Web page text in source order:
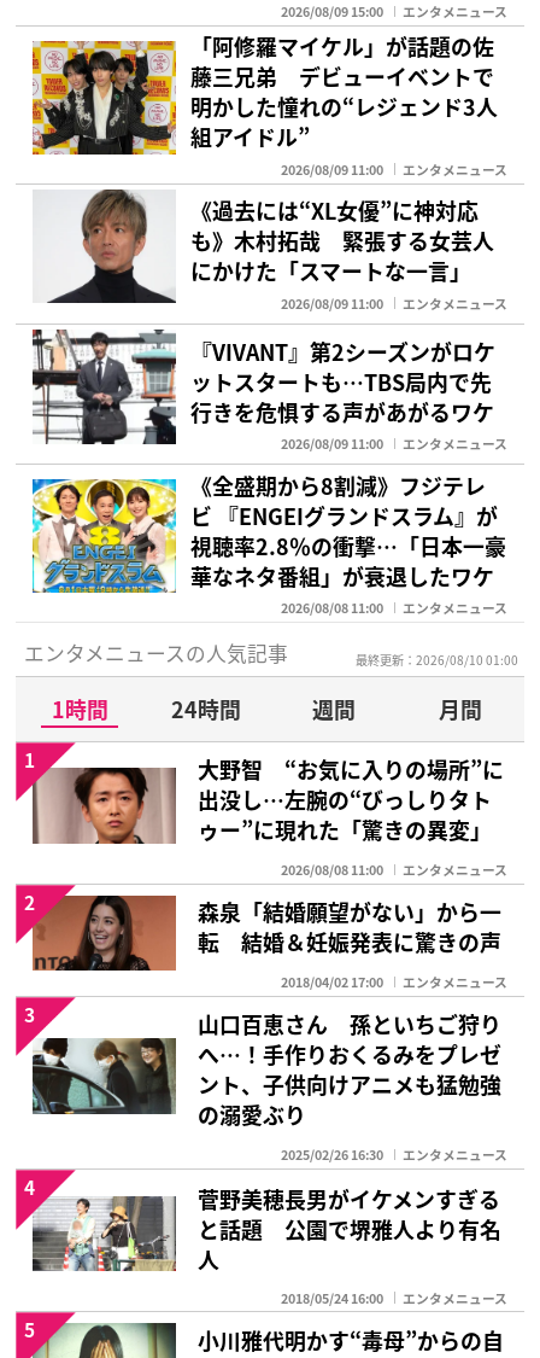
2026/08/09 15:00 エンタメニュース
「阿修羅マイケル」が話題の佐
藤三兄弟 デビューイベントで
明かした憧れの“レジェンド3人
組アイドル”
2026/08/09 11:00 エンタメニュース
《過去には“XL女優”に神対応
も》木村拓哉 緊張する女芸人
にかけた「スマートな一言」
2026/08/09 11:00 エンタメニュース
『VIVANT』第2シーズンがロケ
ットスタートも…TBS局内で先
行きを危惧する声があがるワケ
2026/08/09 11:00 エンタメニュース
《全盛期から8割減》フジテレ
ビ 『ENGEIグランドスラム』が
視聴率2.8％の衝撃…「日本一豪
華なネタ番組」が衰退したワケ
2026/08/08 11:00 エンタメニュース
エンタメニュースの人気記事 最終更新：2026/08/10 01:00
1時間 24時間 週間
月間
大野智 “お気に入りの場所”に
出没し…左腕の“びっしりタト
ゥー”に現れた「驚きの異変」
2026/08/08 11:00 エンタメニュース
1
森泉「結婚願望がない」から一
転 結婚＆妊娠発表に驚きの声
2018/04/02 17:00 エンタメニュース
2
山口百恵さん 孫といちご狩り
へ…！手作りおくるみをプレゼ
ント、子供向けアニメも猛勉強
の溺愛ぶり
2025/02/26 16:30 エンタメニュース
3
菅野美穂長男がイケメンすぎる
と話題 公園で堺雅人より有名
人
2018/05/24 16:00 エンタメニュース
4
小川雅代明かす“毒母”からの自
5